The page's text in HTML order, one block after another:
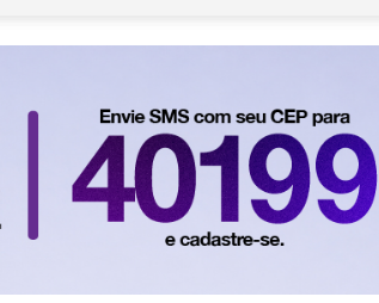
SC